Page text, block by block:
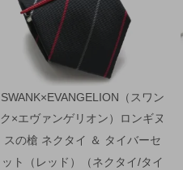
SWANK×EVANGELION（スワン
ク×エヴァンゲリオン）ロンギヌ
スの槍 ネクタイ ＆ タイバーセ
ット（レッド）（ネクタイ/タイ